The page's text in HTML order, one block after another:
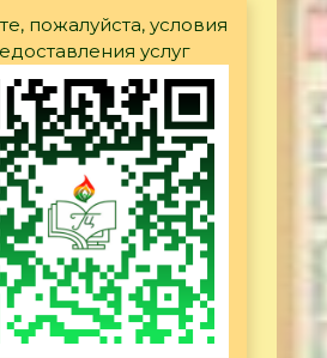
пожалуйста, условия
услуг